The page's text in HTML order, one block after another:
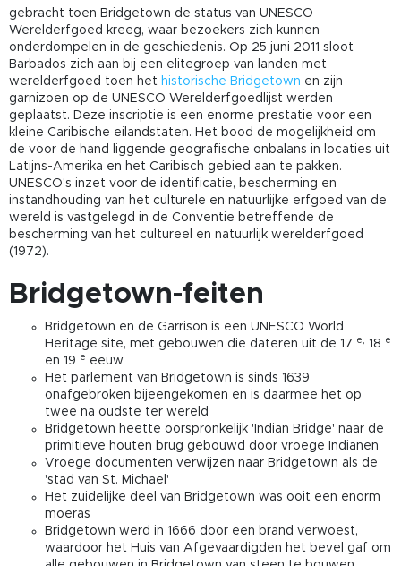
gebracht toen Bridgetown de status van UNESCO
Werelderfgoed kreeg, waar bezoekers zich kunnen
onderdompelen in de geschiedenis. Op 25 juni 2011 sloot
Barbados zich aan bij een elitegroep van landen met
werelderfgoed toen het historische Bridgetown en zijn
garnizoen op de UNESCO Werelderfgoedlijst werden
geplaatst. Deze inscriptie is een enorme prestatie voor een
kleine Caribische eilandstaten. Het bood de mogelijkheid om
de voor de hand liggende geografische onbalans in locaties uit
Latijns-Amerika en het Caribisch gebied aan te pakken.
UNESCO's inzet voor de identificatie, bescherming en
instandhouding van het culturele en natuurlijke erfgoed van de
wereld is vastgelegd in de Conventie betreffende de
bescherming van het cultureel en natuurlijk werelderfgoed
(1972).
Bridgetown-feiten
Bridgetown en de Garrison is een UNESCO World
Heritage site, met gebouwen die dateren uit de 17 e, 18 e
en 19 e eeuw
Het parlement van Bridgetown is sinds 1639
onafgebroken bijeengekomen en is daarmee het op
twee na oudste ter wereld
Bridgetown heette oorspronkelijk 'Indian Bridge' naar de
primitieve houten brug gebouwd door vroege Indianen
Vroege documenten verwijzen naar Bridgetown als de
'stad van St. Michael'
Het zuidelijke deel van Bridgetown was ooit een enorm
moeras
Bridgetown werd in 1666 door een brand verwoest,
waardoor het Huis van Afgevaardigden het bevel gaf om